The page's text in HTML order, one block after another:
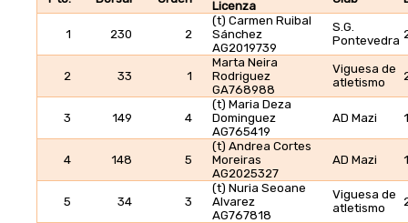
Licenza
1 230 2
(t) Carmen Ruibal
Sánchez
AG2019739
S.G.
Pontevedra
2 33 1
Marta Neira
Rodriguez
GA768988
Viguesa de
atletismo
3 149 4
(t) Maria Deza
Dominguez
AG765419
AD Mazi
4 148 5
(t) Andrea Cortes
Moreiras
AG2025327
AD Mazi
5 34 3
(t) Nuria Seoane
Alvarez
AG767818
Viguesa de
atletismo